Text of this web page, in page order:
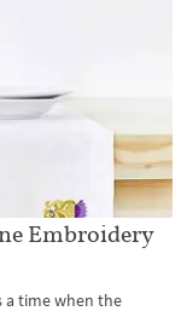
Embroidery
a time when the